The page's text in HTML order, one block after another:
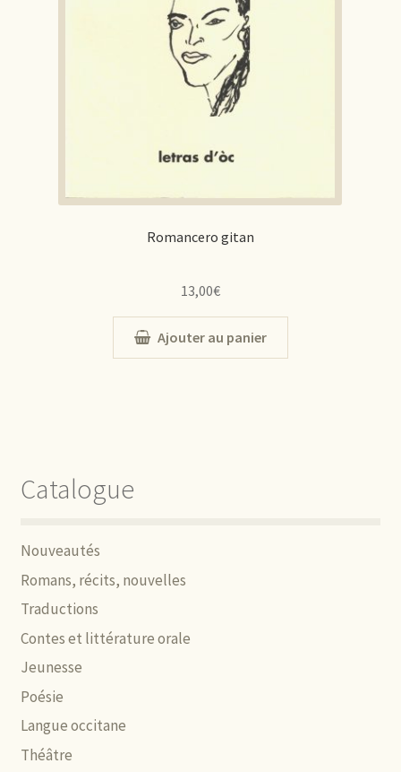
Romancero gitan
13,00€
Ajouter au panier
Catalogue
Nouveautés
Romans, récits, nouvelles
Traductions
Contes et littérature orale
Jeunesse
Poésie
Langue occitane
Théâtre